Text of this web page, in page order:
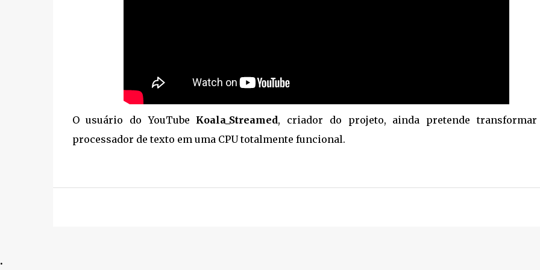
O usuário do YouTube Koala_Streamed, criador do projeto, ainda pretende transformar
processador de texto em uma CPU totalmente funcional.
.